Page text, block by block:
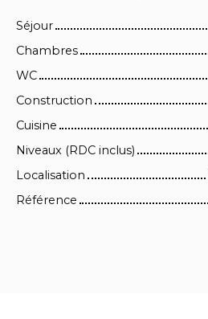
Séjour
Chambres
WC
Construction
Cuisine
Niveaux (RDC inclus)
Localisation
Référence